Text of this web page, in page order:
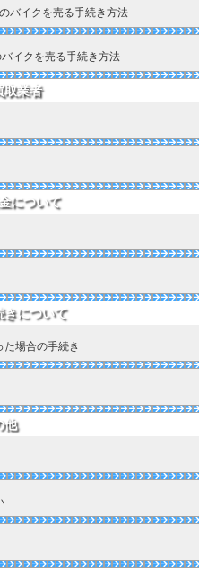
バイクを売る手続き方法
イクを売る手続き方法
取業者
について
きについて
場合の手続き
他